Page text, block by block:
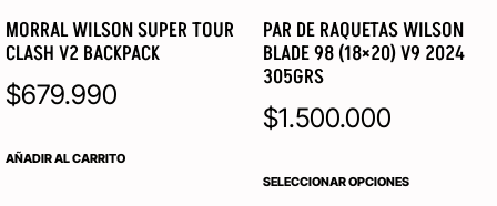
MORRAL WILSON SUPER TOUR
CLASH V2 BACKPACK
$679.990
AÑADIR AL CARRITO
PAR DE RAQUETAS WILSON
BLADE 98 (18×20) V9 2024
305GRS
$1.500.000
SELECCIONAR OPCIONES